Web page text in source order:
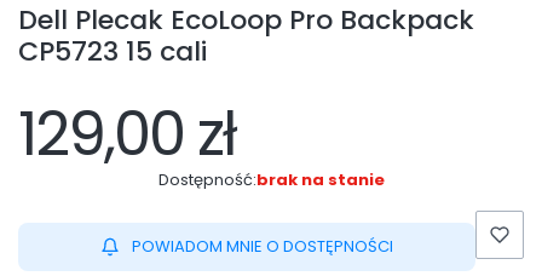
Dell Plecak EcoLoop Pro Backpack
CP5723 15 cali
129,00 zł
Dostępność:brak na stanie
POWIADOM MNIE O DOSTĘPNOŚCI